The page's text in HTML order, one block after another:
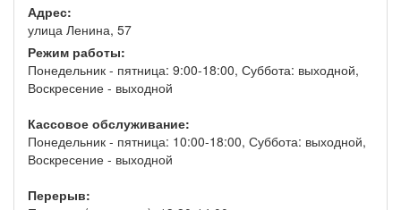
Адрес:
улица Ленина, 57
Режим работы:
Понедельник - пятница: 9:00-18:00, Суббота: выходной,
Воскресение - выходной
Кассовое обслуживание:
Понедельник - пятница: 10:00-18:00, Суббота: выходной,
Воскресение - выходной
Перерыв: